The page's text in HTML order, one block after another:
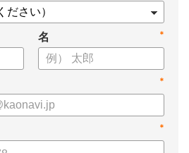
*
名
*
*